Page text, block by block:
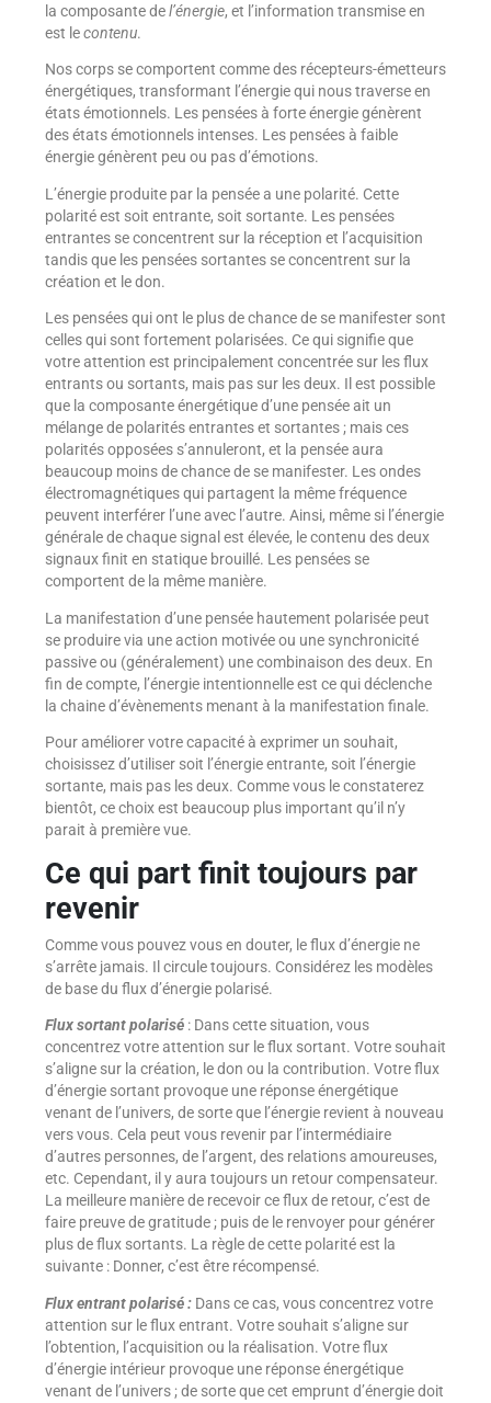
la composante del’énergie, et l’information transmise en
est lecontenu.
Nos corps se comportent comme des récepteurs-émetteurs
énergétiques, transformant l’énergie qui nous traverse en
états émotionnels. Les pensées à forte énergie génèrent
des états émotionnels intenses. Les pensées à faible
énergie génèrent peu ou pas d’émotions.
L’énergie produite par la pensée a une polarité. Cette
polarité est soit entrante, soit sortante. Les pensées
entrantes se concentrent sur la réception et l’acquisition
tandis que les pensées sortantes se concentrent sur la
création et le don.
Les pensées qui ont le plus de chance de se manifester sont
celles qui sont fortement polarisées. Ce qui signifie que
votre attention est principalement concentrée sur les flux
entrants ou sortants, mais pas sur les deux. Il est possible
que la composante énergétique d’une pensée ait un
mélange de polarités entrantes et sortantes ; mais ces
polarités opposées s’annuleront, et la pensée aura
beaucoup moins de chance de se manifester. Les ondes
électromagnétiques qui partagent la même fréquence
peuvent interférer l’une avec l’autre. Ainsi, même si l’énergie
générale de chaque signal est élevée, le contenu des deux
signaux finit en statique brouillé. Les pensées se
comportent de la même manière.
La manifestation d’une pensée hautement polarisée peut
se produire via une action motivée ou une synchronicité
passive ou (généralement) une combinaison des deux. En
fin de compte, l’énergie intentionnelle est ce qui déclenche
la chaine d’évènements menant à la manifestation finale.
Pour améliorer votre capacité à exprimer un souhait,
choisissez d’utiliser soit l’énergie entrante, soit l’énergie
sortante, mais pas les deux. Comme vous le constaterez
bientôt, ce choix est beaucoup plus important qu’il n’y
parait à première vue.
Ce qui part finit toujours par
revenir
Comme vous pouvez vous en douter, le flux d’énergie ne
s’arrête jamais. Il circule toujours. Considérez les modèles
de base du flux d’énergie polarisé.
Flux sortant polarisé: Dans cette situation, vous
concentrez votre attention sur le flux sortant. Votre souhait
s’aligne sur la création, le don ou la contribution. Votre flux
d’énergie sortant provoque une réponse énergétique
venant de l’univers, de sorte que l’énergie revient à nouveau
vers vous. Cela peut vous revenir par l’intermédiaire
d’autres personnes, de l’argent, des relations amoureuses,
etc. Cependant, il y aura toujours un retour compensateur.
La meilleure manière de recevoir ce flux de retour, c’est de
faire preuve de gratitude ; puis de le renvoyer pour générer
plus de flux sortants. La règle de cette polarité est la
suivante : Donner, c’est être récompensé.
Flux entrant polarisé :Dans ce cas, vous concentrez votre
attention sur le flux entrant. Votre souhait s’aligne sur
l’obtention, l’acquisition ou la réalisation. Votre flux
d’énergie intérieur provoque une réponse énergétique
venant de l’univers ; de sorte que cet emprunt d’énergie doit